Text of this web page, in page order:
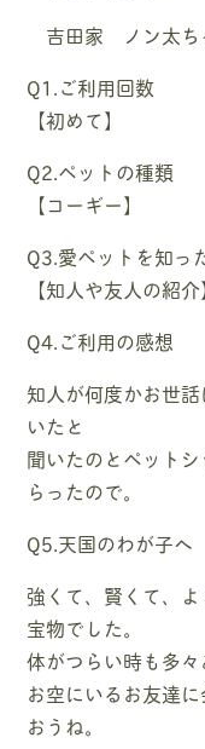
吉田家 ノン太ち
Q1.ご利用回数
【初めて】
Q2.ペットの種類
【コーギー】
Q3.愛ペットを知っ
【知人や友人の紹介】
Q4.ご利用の感想
知人が何度かお世
いたと
聞いたのとペット
らったので。
Q5.天国のわが子へ
強くて、賢くて、
宝物でした。
体がつらい時も多
お空にいるお友達
おうね。